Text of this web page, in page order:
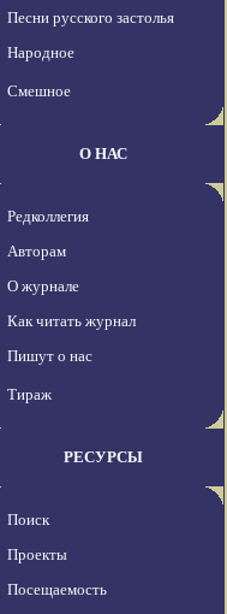
Песни русского застолья
Народное
Смешное
О НАС
Редколлегия
Авторам
О журнале
Как читать журнал
Пишут о нас
Тираж
РЕСУРСЫ
Поиск
Проекты
Посещаемость